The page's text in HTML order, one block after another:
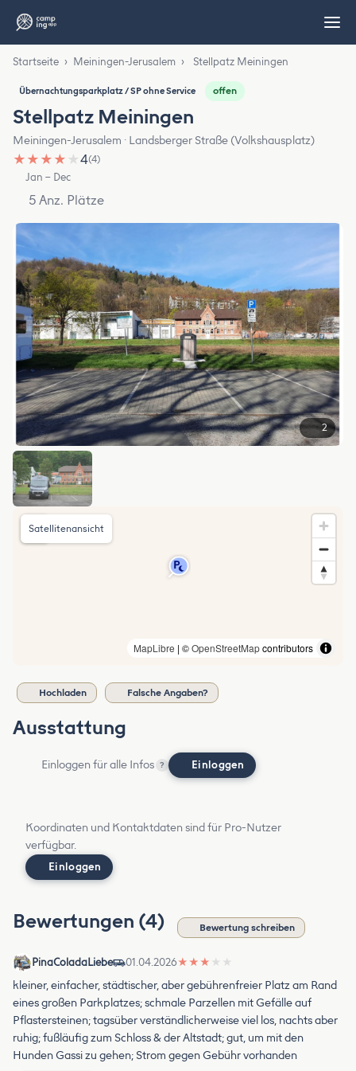
Startseite › Meiningen-Jerusalem › Stellpatz Meiningen
Übernachtungsparkplatz / SP ohne Service offen
Stellpatz Meiningen
Meiningen-Jerusalem · Landsberger Straße (Volkshausplatz)
★ ★ ★ ★ ★4(4)
Jan – Dec
5 Anz. Plätze
2
MapLibre | ©OpenStreetMapcontributors
Satellitenansicht
Hochladen Falsche Angaben?
Ausstattung
Einloggen für alle Infos ? Einloggen
Koordinaten und Kontaktdaten sind für Pro-Nutzer
verfügbar.
Einloggen
Bewertungen (4) Bewertung schreiben
PinaColadaLiebe 01.04.2026★ ★ ★ ★ ★
kleiner, einfacher, städtischer, aber gebührenfreier Platz am Rand
eines großen Parkplatzes; schmale Parzellen mit Gefälle auf
Pflastersteinen; tagsüber verständlicherweise viel los, nachts aber
ruhig; fußläufig zum Schloss & der Altstadt; gut, um mit den
Hunden Gassi zu gehen; Strom gegen Gebühr vorhanden